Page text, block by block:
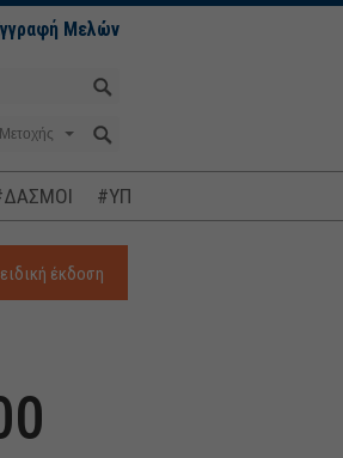
Μελών
#ΥΠΟΚΛΟΠΕΣ
έκδοση